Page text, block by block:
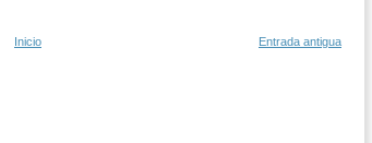
Entrada antigua
Inicio